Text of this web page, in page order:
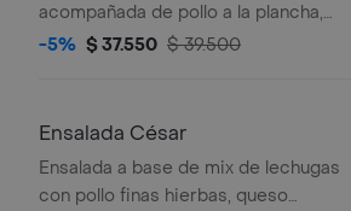
acompañada de pollo a la plancha,
tomate chonto, cebolla encurtida con
con vinagreta de jalapeños.
-5% $ 37.550 $ 39.500
Ensalada César
Ensalada a base de mix de lechugas
con pollo finas hierbas, queso